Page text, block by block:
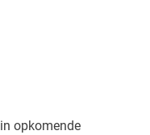
opkomende